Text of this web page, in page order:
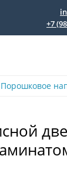
+7
Порошковое